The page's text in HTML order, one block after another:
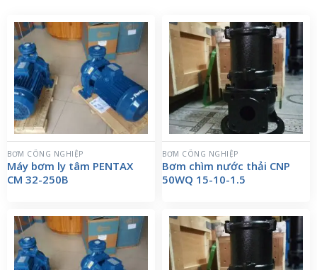
BƠM CÔNG NGHIỆP
Máy bơm ly tâm PENTAX
CM 32-250B
BƠM CÔNG NGHIỆP
Bơm chìm nước thải CNP
50WQ 15-10-1.5